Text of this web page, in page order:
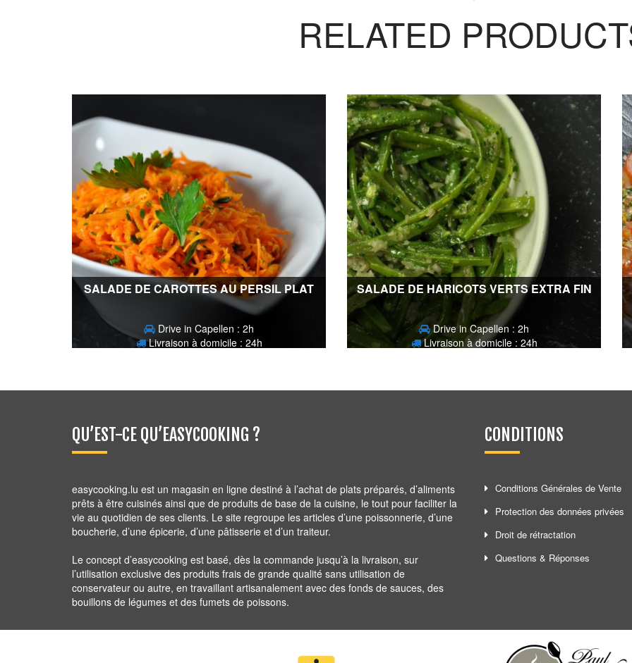
RELATED
SALADE DE CAROTTES AU PERSIL PLAT
Drive in Capellen : 2h
Livraison à domicile : 24h
SALADE DE HARICOTS VERTS EXTRA FIN
Drive in Capellen : 2h
Livraison à domicile : 24h
QU’EST-CE QU’EASYCOOKING ?
easycooking.lu est un magasin en ligne destiné à l’achat de plats préparés, d’aliments
prêts à être cuisinés ainsi que de produits de base de la cuisine, le tout pour faciliter la
vie au quotidien de ses clients. Le site regroupe les articles d’une poissonnerie, d’une
boucherie, d’une épicerie, d’une pâtisserie et d’un traiteur.
Le concept d’easycooking est basé, dès la commande jusqu’à la livraison, sur
l’utilisation exclusive des produits frais de grande qualité sans utilisation de
conservateur ou autre, en travaillant artisanalement avec des fonds de sauces, des
bouillons de légumes et des fumets de poissons.
CONDITIONS
Conditions Générales de Vente
Protection des données privées
Droit de rétractation
Questions & Réponses